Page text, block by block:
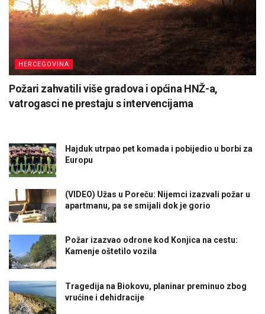
HERCEGOVINA
Požari zahvatili više gradova i općina HNŽ-a,
vatrogasci ne prestaju s intervencijama
Hajduk utrpao pet komada i pobijedio u borbi za
Europu
(VIDEO) Užas u Poreču: Nijemci izazvali požar u
apartmanu, pa se smijali dok je gorio
Požar izazvao odrone kod Konjica na cestu:
Kamenje oštetilo vozila
Tragedija na Biokovu, planinar preminuo zbog
vrućine i dehidracije